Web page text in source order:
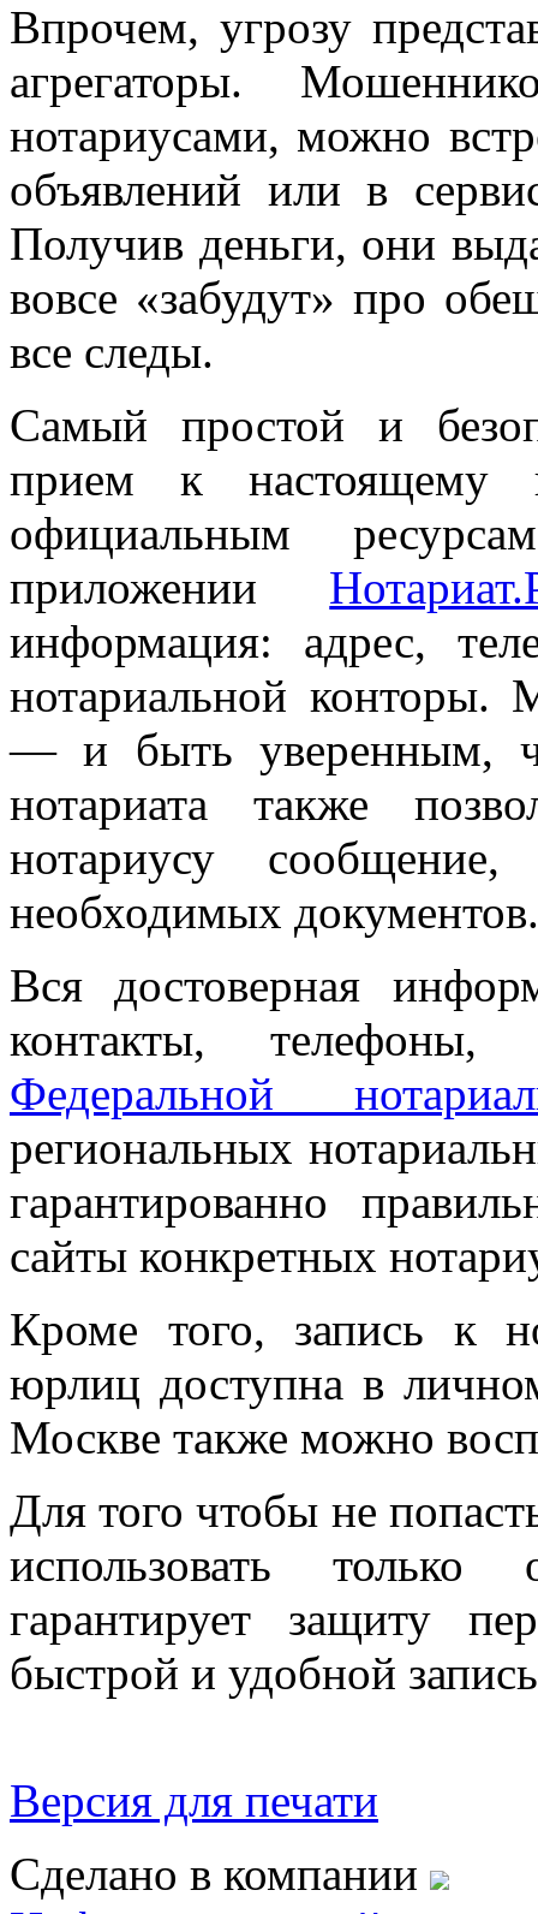
Впрочем, угрозу
агрегаторы.
нотариусами, можно
объявлений или в
Получив деньги, они
вовсе «забудут» про
все следы.
Самый простой и
прием к настоящему
официальным
приложении
информация: адрес,
нотариальной конторы.
— и быть уверенным,
нотариата также
нотариусу
необходимых документов.
Вся достоверная
контакты,
Федеральной
региональных
гарантированно
сайты конкретных
Кроме того, запись к
юрлиц доступна в
Москве также можно
Для того чтобы не
использовать
гарантирует защиту
быстрой и удобной
Версия для печати
Сделано в компании